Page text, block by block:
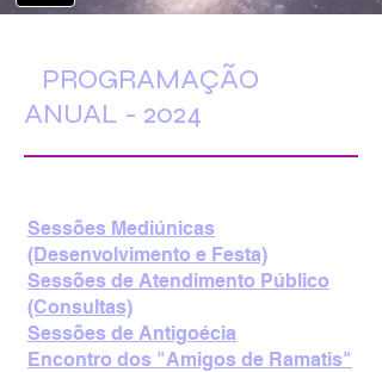
PROGRAMAÇÃO
ANUAL - 2024
Sessões Mediúnicas
(Desenvolvimento e Festa)
Sessões de Atendimento Público
(Consultas)
Sessões de Antigoécia
Encontro dos "Amigos de Ramatis"